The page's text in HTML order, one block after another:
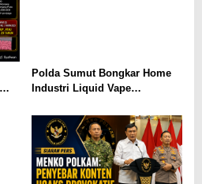
Polda Sumut Bongkar Home
Industri Liquid Vape
Diduga dari Kamboja